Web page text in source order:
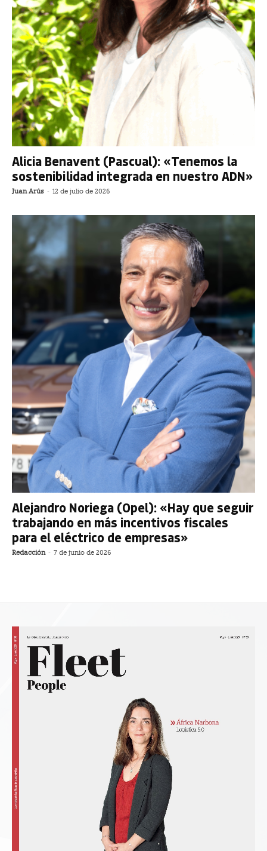
Alicia Benavent (Pascual): «Tenemos la
sostenibilidad integrada en nuestro ADN»
Juan Arús - 12 de julio de 2026
Alejandro Noriega (Opel): «Hay que seguir
trabajando en más incentivos fiscales
para el eléctrico de empresas»
Redacción - 7 de junio de 2026